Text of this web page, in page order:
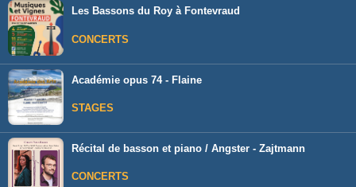
Les Bassons du Roy à Fontevraud
CONCERTS
Académie opus 74 - Flaine
STAGES
Récital de basson et piano / Angster - Zajtmann
CONCERTS